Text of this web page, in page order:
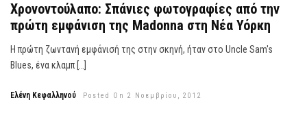
Χρονοντούλαπο: Σπάνιες φωτογραφίες από την
πρώτη εμφάνιση της Madonna στη Νέα Υόρκη
Η πρώτη ζωντανή εμφάνισή της στην σκηνή, ήταν στο Uncle Sam's
Blues, ένα κλαμπ […]
Ελένη Κεφαλληνού Posted On 2 Νοεμβρίου, 2012